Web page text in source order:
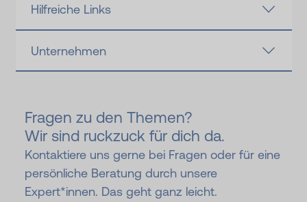
Hilfreiche Links
Unternehmen
Fragen zu den Themen?
Wir sind ruckzuck für dich da.
Kontaktiere uns gerne bei Fragen oder für eine
persönliche Beratung durch unsere
Expert*innen. Das geht ganz leicht.